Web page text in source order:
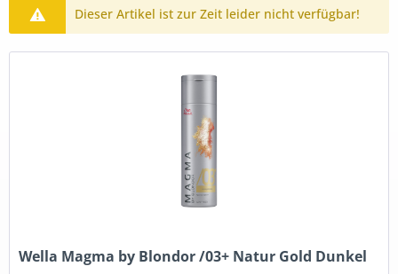
Dieser Artikel ist zur Zeit leider nicht verfügbar!
Wella Magma by Blondor /03+ Natur Gold Dunkel